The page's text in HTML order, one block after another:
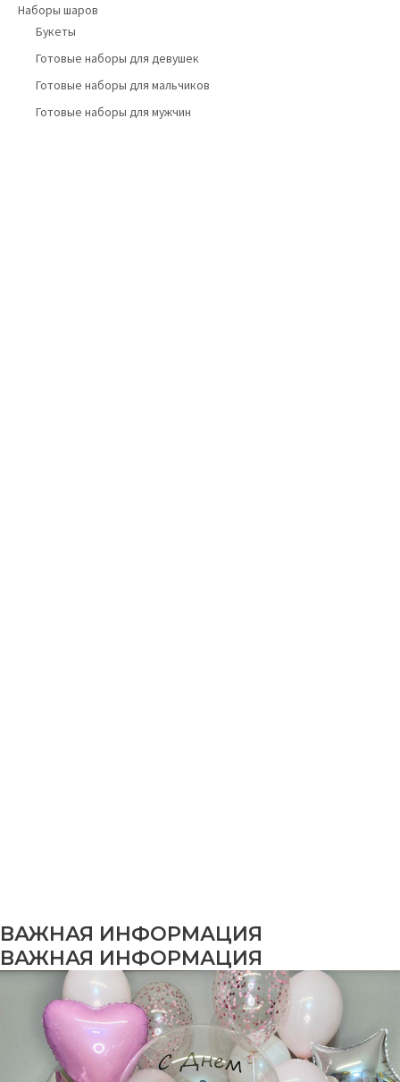
Наборы шаров
Букеты
Готовые наборы для девушек
Готовые наборы для мальчиков
Готовые наборы для мужчин
ВАЖНАЯ ИНФОРМАЦИЯ
ВАЖНАЯ ИНФОРМАЦИЯ